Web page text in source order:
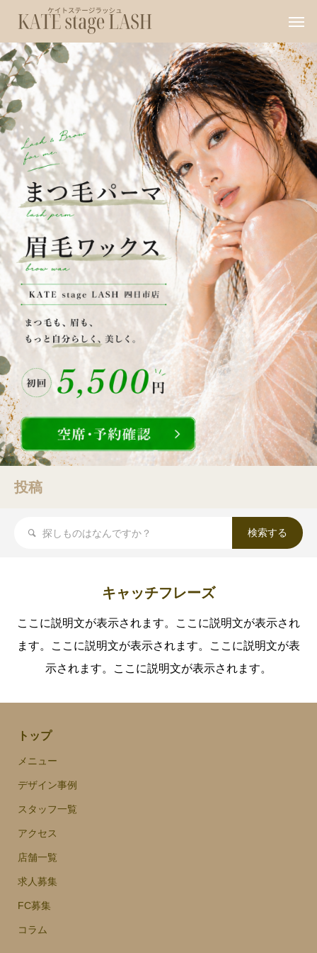
投稿
キャッチフレーズ
ここに説明文が表示されます。ここに説明文が表示され
ます。ここに説明文が表示されます。ここに説明文が表
示されます。ここに説明文が表示されます。
トップ
メニュー
デザイン事例
スタッフ一覧
アクセス
店舗一覧
求人募集
FC募集
コラム